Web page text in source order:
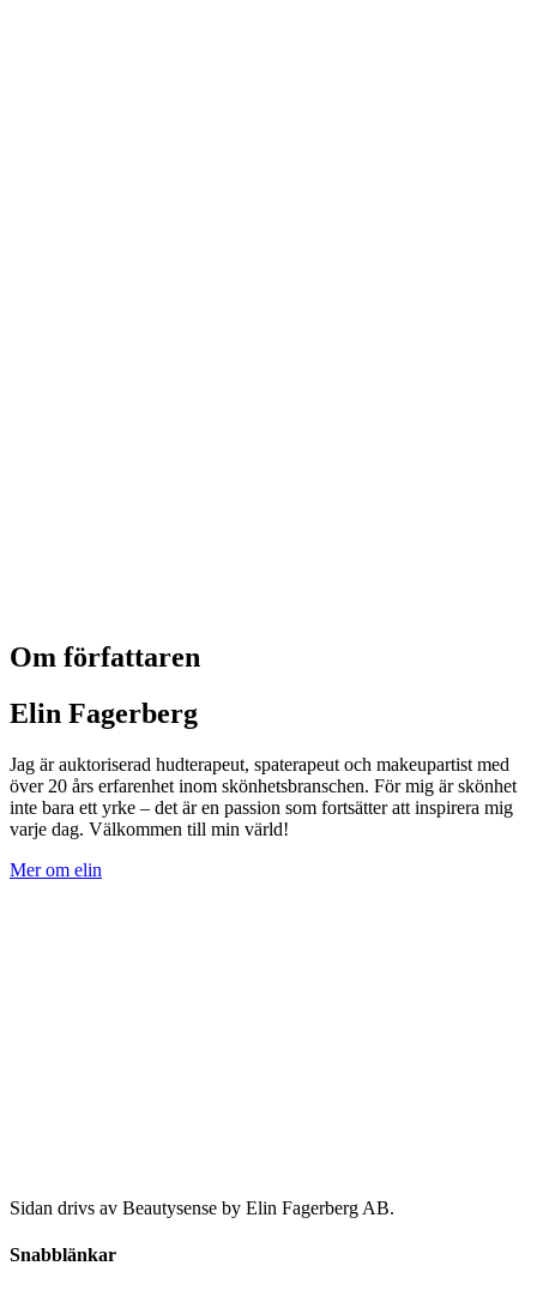
Om författaren
Elin Fagerberg
Jag är auktoriserad hudterapeut, spaterapeut och makeupartist med
över 20 års erfarenhet inom skönhetsbranschen. För mig är skönhet
inte bara ett yrke – det är en passion som fortsätter att inspirera mig
varje dag. Välkommen till min värld!
Mer om elin
Sidan drivs av Beautysense by Elin Fagerberg AB.
Snabblänkar